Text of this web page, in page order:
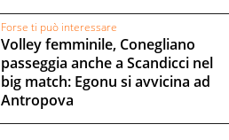
Forse ti può interessare
Volley femminile, Conegliano
passeggia anche a Scandicci nel
big match: Egonu si avvicina ad
Antropova